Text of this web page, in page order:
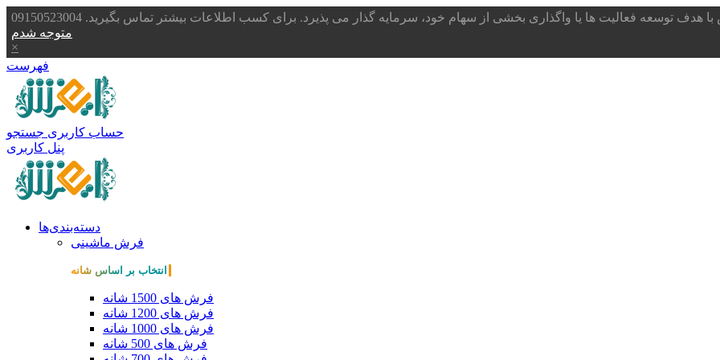
با هدف توسعه فعالیت ها یا واگذاری بخشی از سهام خود، سرمایه گذار می پذیرد. برای کسب اطلاعات بیشتر تماس بگیرید. 09150523004
متوجه شدم
×
فهرست
حساب کاربری جستجو
پنل کاربری
دسته‌بندی‌ها
فرش ماشینی
انتخاب بر اساس شانه
فرش های 1500 شانه
فرش های 1200 شانه
فرش های 1000 شانه
فرش های 500 شانه